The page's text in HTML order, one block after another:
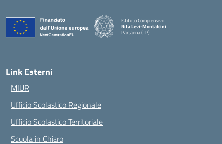
Istituto Comprensivo
Rita Levi-Montalcini
Partanna (TP)
Link Esterni
MIUR
Ufficio Scolastico Regionale
Ufficio Scolastico Territoriale
Scuola in Chiaro